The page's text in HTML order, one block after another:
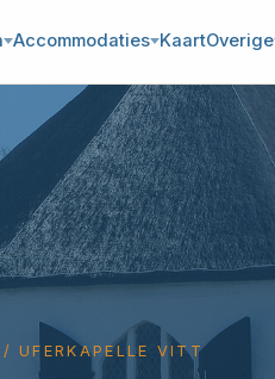
Accommodaties KaartOverige
/UFERKAPELLE VITT